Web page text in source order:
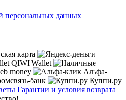
персональных данных
карта
QIWI Wallet
money
Альфа-
банк
Куппи.ру
Гарантии и условия возврата